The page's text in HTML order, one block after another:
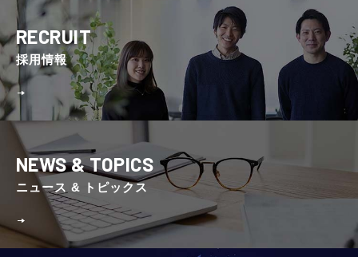
RECRUIT
採⽤情報
NEWS & TOPICS
ニュース & トピックス